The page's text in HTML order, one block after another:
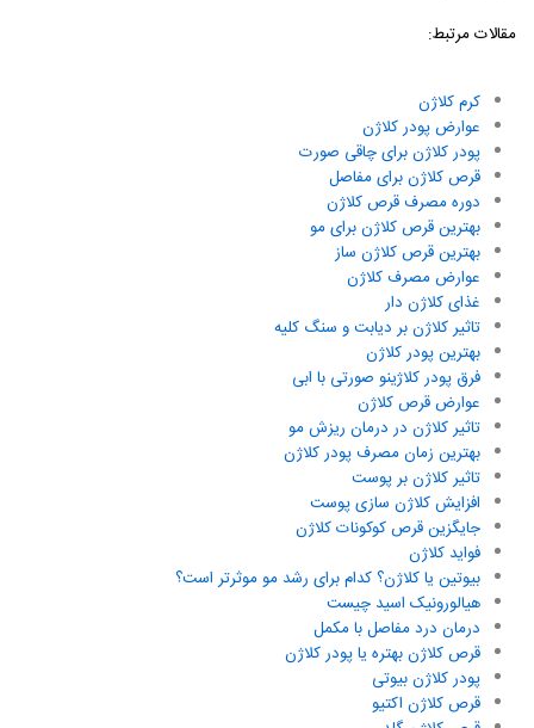
مقالات مرتبط:
کرم کلاژن
عوارض پودر کلاژن
پودر کلاژن برای چاقی صورت
قرص کلاژن برای مفاصل
دوره مصرف قرص کلاژن
بهترین قرص کلاژن برای مو
بهترین قرص کلاژن ساز
عوارض مصرف کلاژن
غذای کلاژن دار
تاثیر کلاژن بر دیابت و سنگ کلیه
بهترین پودر کلاژن
فرق پودر کلاژینو صورتی با ابی
عوارض قرص کلاژن
تاثیر کلاژن در درمان ریزش مو
بهترین زمان مصرف پودر کلاژن
تاثیر کلاژن بر پوست
افزایش کلاژن سازی پوست
جایگزین قرص کوکونات کلاژن
فواید کلاژن
بیوتین یا کلاژن؟ کدام برای رشد مو موثرتر است؟
هیالورونیک اسید چیست
درمان درد مفاصل با مکمل
قرص کلاژن بهتره یا پودر کلاژن
پودر کلاژن بیوتی
قرص کلاژن اکتیو